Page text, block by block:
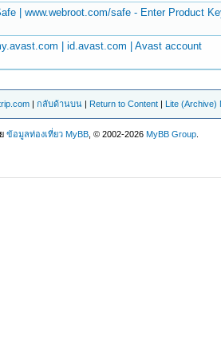
| www.webroot.com/safe - Enter Product
| id.avast.com | Avast account
|กลับด้านบน | Return to Content | Lite (Archive)
ข้อมูลท่องเที่ยว MyBB , © 2002-2026MyBB Group